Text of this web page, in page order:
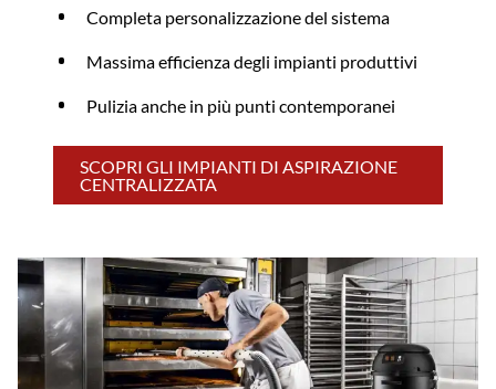
Completa personalizzazione del sistema
Massima efficienza degli impianti produttivi
Pulizia anche in più punti contemporanei
SCOPRI GLI IMPIANTI DI ASPIRAZIONE
CENTRALIZZATA